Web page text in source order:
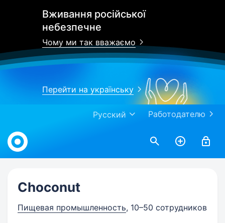
Вживання російської
небезпечне
Чому ми так вважаємо
Перейти на українську
Работодателю
Русский
Work.ua
Choconut
Пищевая промышленность, 10–50 сотрудников